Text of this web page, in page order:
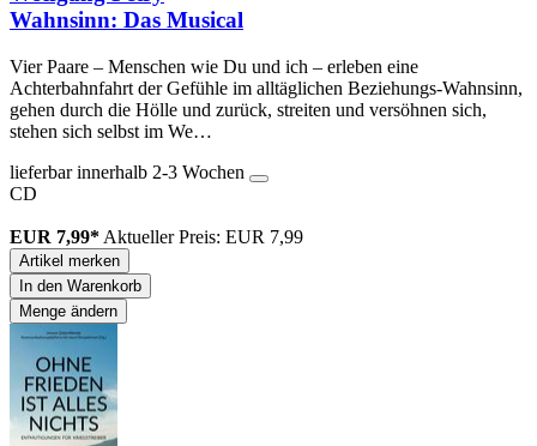
Wahnsinn: Das Musical
Vier Paare – Menschen wie Du und ich – erleben eine
Achterbahnfahrt der Gefühle im alltäglichen Beziehungs-Wahnsinn,
gehen durch die Hölle und zurück, streiten und versöhnen sich,
stehen sich selbst im We…
lieferbar innerhalb 2-3 Wochen
CD
EUR 7,99* Aktueller Preis: EUR 7,99
Artikel merken
In den Warenkorb
Menge ändern